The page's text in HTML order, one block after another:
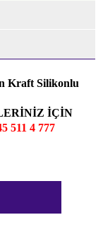
Kraft Silikonlu
İÇİN
511 4 777